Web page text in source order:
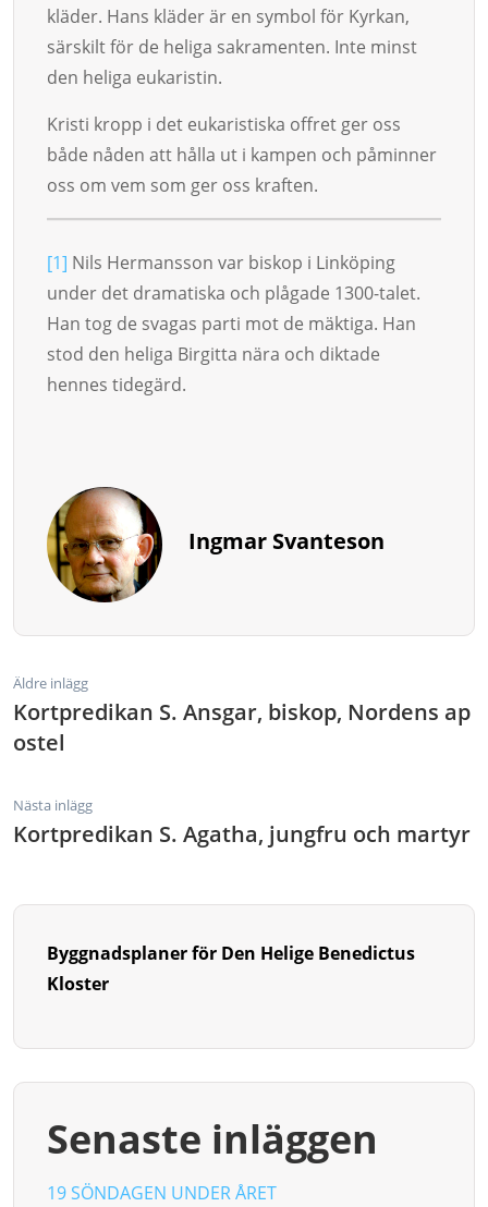
kläder. Hans kläder är en symbol för Kyrkan,
särskilt för de heliga sakramenten. Inte minst
den heliga eukaristin.
Kristi kropp i det eukaristiska offret ger oss
både nå­den att hålla ut i kampen och påmin­ner
oss om vem som ger oss kraften.
[1] Nils Hermansson var biskop i Linköping
under det dramatiska och plå­gade 1300-talet.
Han tog de sva­gas parti mot de mäk­tiga. Han
stod den heliga Birgitta nära och diktade
hennes tidegär­d.
Ingmar Svanteson
Äldre inlägg
Kortpredikan S. Ansgar, biskop, Nordens ap
ostel
Nästa inlägg
Kortpredikan S. Agatha, jungfru och martyr
Byggnadsplaner för Den Helige Benedictus
Kloster
Senaste inläggen
19 SÖNDAGEN UNDER ÅRET